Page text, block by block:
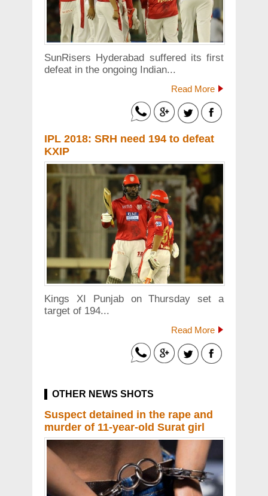
SunRisers Hyderabad suffered its first
defeat in the ongoing Indian...
Read More
IPL 2018: SRH need 194 to defeat
KXIP
Kings XI Punjab on Thursday set a
target of 194...
Read More
OTHER NEWS SHOTS
Suspect detained in the rape and
murder of 11-year-old Surat girl